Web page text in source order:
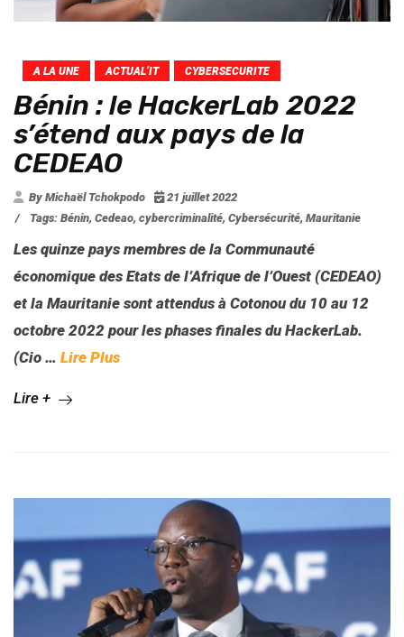
A LA UNE ACTUAL’IT CYBERSECURITE
Bénin : le HackerLab 2022
s’étend aux pays de la
CEDEAO
By Michaël Tchokpodo
21 juillet 2022
/
Tags: Bénin, Cedeao, cybercriminalité, Cybersécurité, Mauritanie
Les quinze pays membres de la Communauté
économique des Etats de l’Afrique de l’Ouest (CEDEAO)
et la Mauritanie sont attendus à Cotonou du 10 au 12
octobre 2022 pour les phases finales du HackerLab.
(Cio … Lire Plus
Lire +